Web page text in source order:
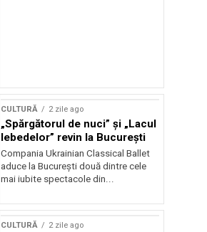
CULTURĂ 2 zile ago
„Spărgătorul de nuci” și „Lacul
lebedelor” revin la București
Compania Ukrainian Classical Ballet
aduce la București două dintre cele
mai iubite spectacole din...
CULTURĂ 2 zile ago